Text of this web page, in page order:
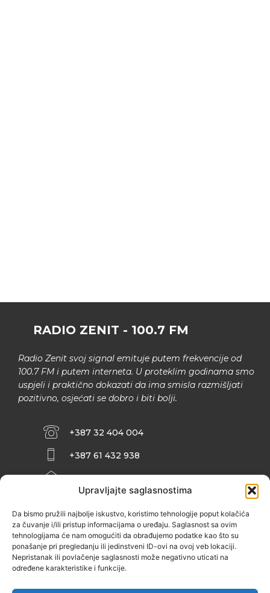
Upravljajte saglasnostima
Da bismo pružili najbolje iskustvo, koristimo tehnologije poput kolačića
za čuvanje i/ili pristup informacijama o uređaju. Saglasnost sa ovim
tehnologijama će nam omogućiti da obrađujemo podatke kao što su
ponašanje pri pregledanju ili jedinstveni ID-ovi na ovoj veb lokaciji.
Nepristanak ili povlačenje saglasnosti može negativno uticati na
određene karakteristike i funkcije.
RADIO ZENIT - 100.7 FM
Radio Zenit svoj signal emituje putem frekvencije od
100.7 FM i putem interneta. U proteklim godinama smo
uspjeli i praktično dokazati da ima smisla razmišljati
pozitivno, osjećati se dobro i biti bolji.
+387 32 404 004
+387 61 432 938
INFO@ZENIT.BA
ZENIČANKA, 3. SPRAT), 72000 ZENICA